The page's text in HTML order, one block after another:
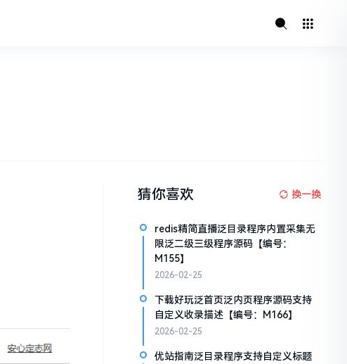
猜你喜欢 换一换
redis精简直播泛目录程序内置采集无
限泛二级三级程序源码【编号：
M155】
2026-02-25
下载好玩泛首页泛内页程序源码支持
自定义收录描述【编号：M166】
2026-02-25
优站指南泛目录程序支持自定义标题